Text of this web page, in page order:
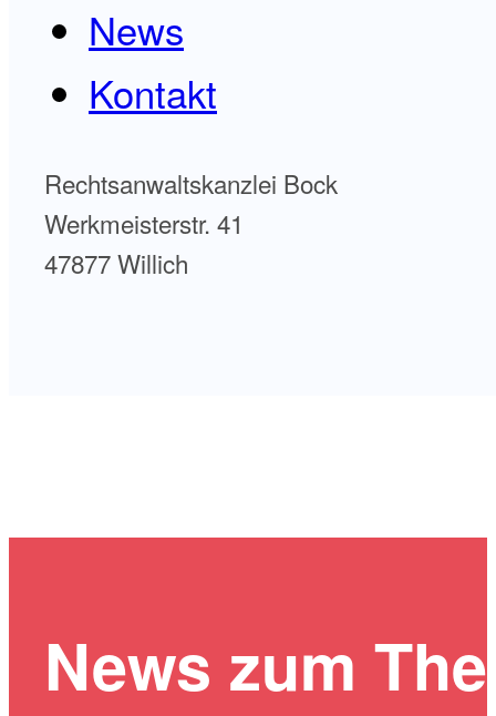
News
Kontakt
Rechtsanwaltskanzlei Bock
Werkmeisterstr. 41
47877 Willich
News zum